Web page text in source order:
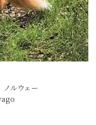
ルウェー